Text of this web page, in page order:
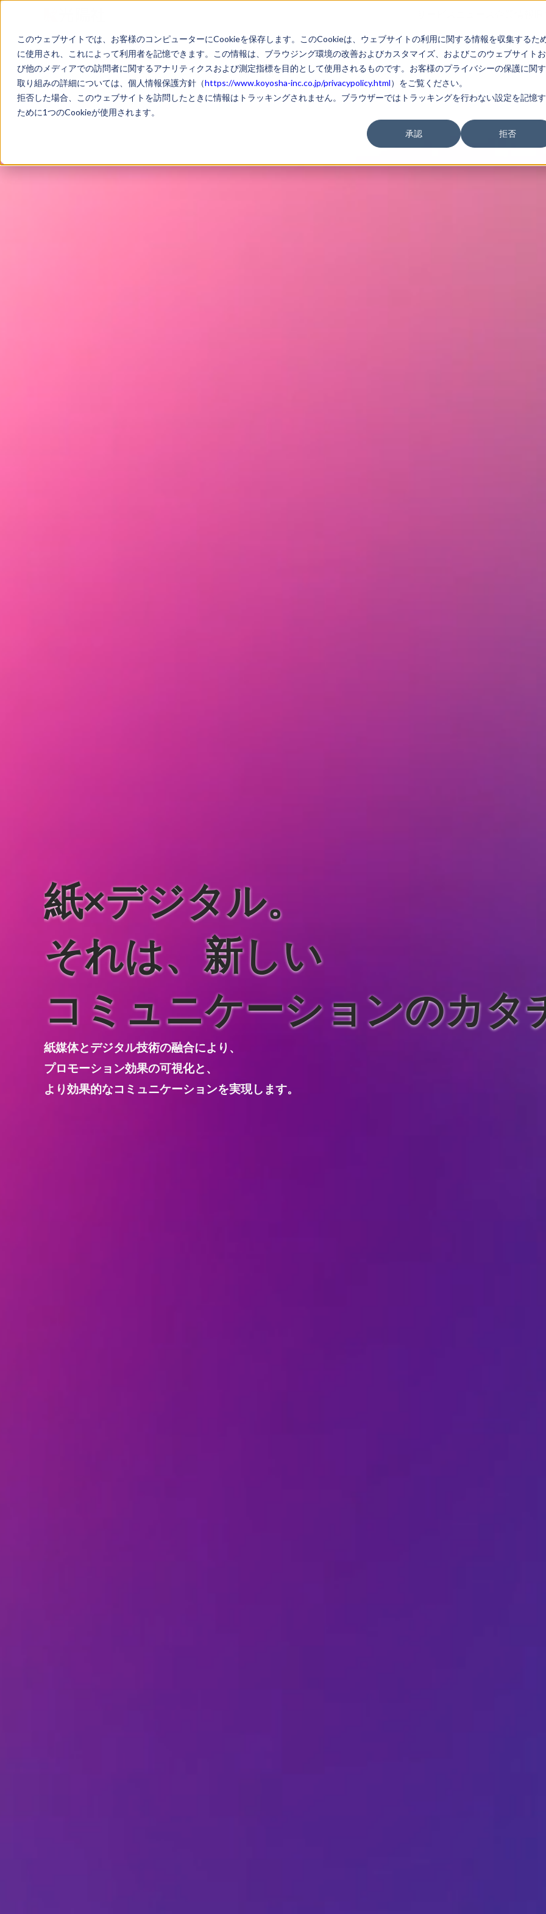
このウェブサイトでは、お客様のコンピューターにCookieを保存します。このCookieは、ウェブサイトの利用に関する情報を収集するた
に使用され、これによって利用者を記憶できます。この情報は、ブラウジング環境の改善およびカスタマイズ、およびこのウェブサイト
び他のメディアでの訪問者に関するアナリティクスおよび測定指標を目的として使用されるものです。お客様のプライバシーの保護に関
取り組みの詳細については、個人情報保護方針（https://www.koyosha-inc.co.jp/privacypolicy.html）をご覧ください。
拒否した場合、このウェブサイトを訪問したときに情報はトラッキングされません。ブラウザーではトラッキングを行わない設定を記憶
ために1つのCookieが使用されます。
承認 拒否
紙×デジタル。
それは、新しい
コミュニケーションのカタ
紙媒体とデジタル技術の融合により、
プロモーション効果の可視化と、
より効果的なコミュニケーションを実現します。